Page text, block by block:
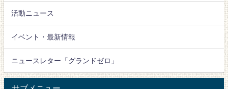
活動ニュース
イベント・最新情報
ニュースレター「グランドゼロ」